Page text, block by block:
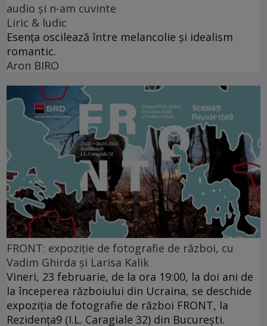
audio şi n-am cuvinte
Liric & ludic
Esența oscilează între melancolie și idealism
romantic.
Aron BIRO
FRONT: expoziție de fotografie de război, cu
Vadim Ghirda și Larisa Kalik
Vineri, 23 februarie, de la ora 19:00, la doi ani de
la începerea războiului din Ucraina, se deschide
expoziția de fotografie de război FRONT, la
Rezidența9 (I.L. Caragiale 32) din București.